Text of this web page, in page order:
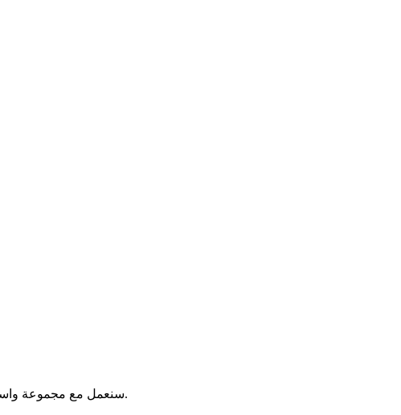
سنعمل مع مجموعة واسعة من العملاء في العالم في مجالات المالية والاتصالات والرعاية الصحية والنقل والحكومة الإلكترونية والألعاب وغيرها من المجالات.